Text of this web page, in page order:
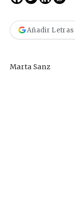
Añadir Letras
Marta Sanz